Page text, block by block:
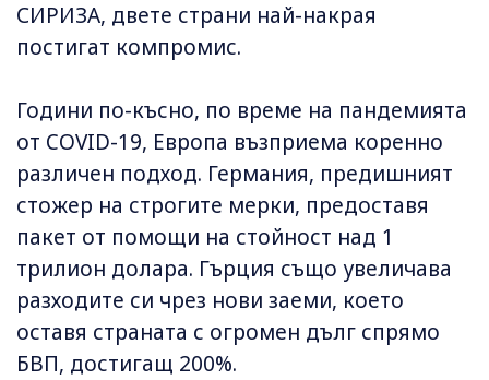
СИРИЗА, двете страни най-накрая
постигат компромис.
Години по-късно, по време на пандемията
от COVID-19, Европа възприема коренно
различен подход. Германия, предишният
стожер на строгите мерки, предоставя
пакет от помощи на стойност над 1
трилион долара. Гърция също увеличава
разходите си чрез нови заеми, което
оставя страната с огромен дълг спрямо
БВП, достигащ 200%.